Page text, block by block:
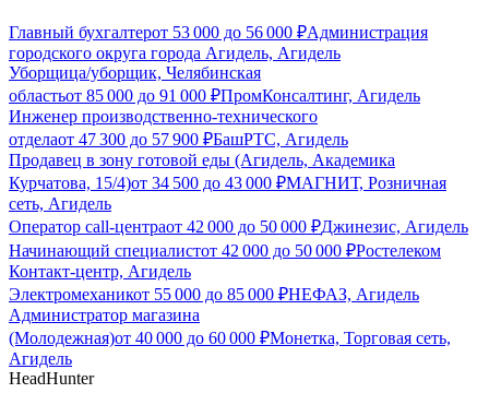
Главный бухгалтерот 53 000 до 56 000 ₽Администрация
городского округа города Агидель, Агидель
Уборщица/уборщик, Челябинская
областьот 85 000 до 91 000 ₽ПромКонсалтинг, Агидель
Инженер производственно-технического
отделаот 47 300 до 57 900 ₽БашРТС, Агидель
Продавец в зону готовой еды (Агидель, Академика
Курчатова, 15/4)от 34 500 до 43 000 ₽МАГНИТ, Розничная
сеть, Агидель
Оператор call-центраот 42 000 до 50 000 ₽Джинезис, Агидель
Начинающий специалистот 42 000 до 50 000 ₽Ростелеком
Контакт-центр, Агидель
Электромеханикот 55 000 до 85 000 ₽НЕФАЗ, Агидель
Администратор магазина
(Молодежная)от 40 000 до 60 000 ₽Монетка, Торговая сеть,
Агидель
HeadHunter